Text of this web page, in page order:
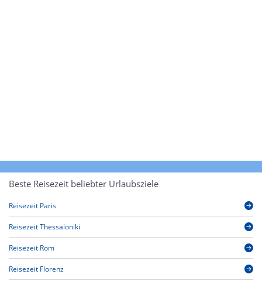
Beste Reisezeit beliebter Urlaubsziele
Reisezeit Paris
Reisezeit Thessaloniki
Reisezeit Rom
Reisezeit Florenz